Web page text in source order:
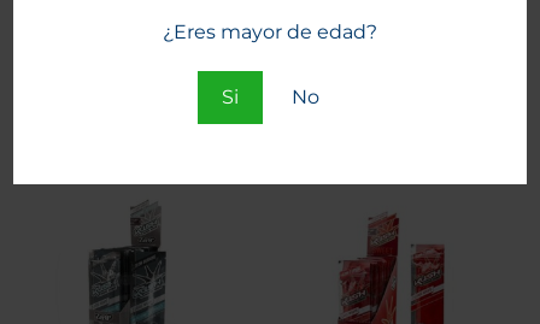
¿Eres mayor de edad?
Si No
Kush Hemp Wrap x2 Kiwi
Kush Hemp Wrap x2